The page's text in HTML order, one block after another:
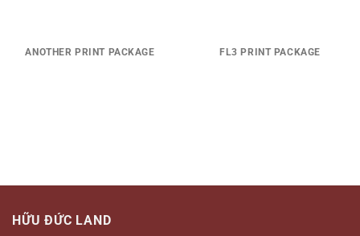
ANOTHER PRINT PACKAGE FL3 PRINT PACKAGE
HỮU ĐỨC LAND